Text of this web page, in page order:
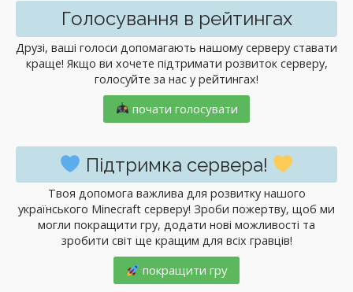
Голосування в рейтингах
Друзі, ваші голоси допомагають нашому серверу ставати
краще! Якщо ви хочете підтримати розвиток серверу,
голосуйте за нас у рейтингах!
почати голосувати
Підтримка сервера!
Твоя допомога важлива для розвитку нашого
українського Minecraft серверу! Зроби пожертву, щоб ми
могли покращити гру, додати нові можливості та
зробити світ ще кращим для всіх гравців!
покращити гру